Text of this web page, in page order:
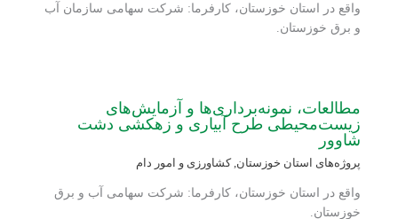
واقع در استان خوزستان، کارفرما: شرکت سهامی سازمان آب
و برق خوزستان.
مطالعات، نمونه‌برداری‌ها و آزمایش‌های
زیست‌محیطی طرح آبیاری و زهکشی دشت
شاوور
پروژه‌های استان خوزستان ,کشاورزی و امور دام
واقع در استان خوزستان، کارفرما: شرکت سهامی آب و برق
خوزستان.